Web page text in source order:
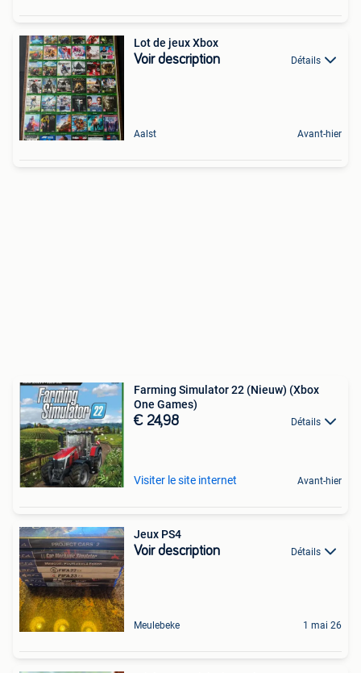
Lot de jeux Xbox
Voir description Détails
Aalst Avant-hier
Farming Simulator 22 (Nieuw) (Xbox
One Games)
€ 24,98 Détails
Visiter le site internet Avant-hier
Jeux PS4
Voir description Détails
Meulebeke 1 mai 26